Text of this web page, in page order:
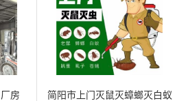
房
简阳市上门灭鼠灭蟑螂灭白蚁